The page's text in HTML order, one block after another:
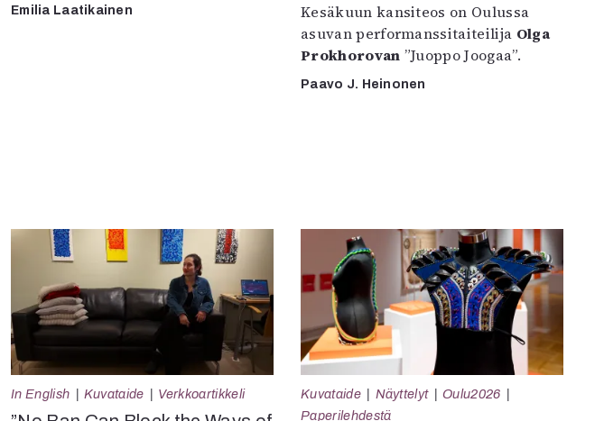
Emilia Laatikainen
Kesäkuun kansiteos on Oulussa
asuvan performanssitaiteilija Olga
Prokhorovan ”Juoppo Joogaa”.
Paavo J. Heinonen
In English Kuvataide Verkkoartikkeli Kuvataide Näyttelyt
Oulu2026
Paperilehdestä